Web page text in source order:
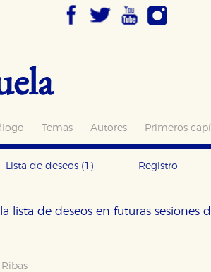
Temas Autores Primeros
Lista de deseos (1) Registro
lista de deseos en futuras sesiones
Ribas